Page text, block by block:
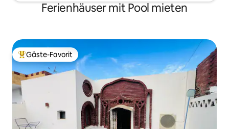
Ferienhäuser mit Pool mieten
Beliebter Gäste-Favorit.
Gäste-Favorit